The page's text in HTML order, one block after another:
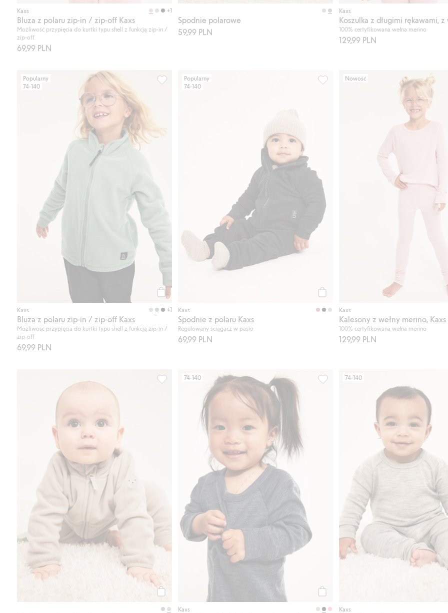
Kaxs +1
Bluza z polaru zip-in / zip-off Kaxs
Możliwość przypięcia do kurtki typu shell z funkcją zip-in /
zip-off
69,99 PLN
Kup
Spodnie polarowe
59,99 PLN
Kaxs
100% certyfikowana wełna merino
129,99 PLN
Popularny
74-140
Kup
Kaxs +1
Bluza z polaru zip-in / zip-off Kaxs
Możliwość przypięcia do kurtki typu shell z funkcją zip-in /
zip-off
69,99 PLN
Bluza z polaru zip-in / zip-off Kaxs, Dodaj do listy ulubione
Popularny
74-140
Kaxs
Spodnie z polaru Kaxs
Regulowany ściągacz w pasie
69,99 PLN
Spodnie z polaru Kaxs, Dodaj do listy
Nowość
Kaxs
Kalesony z wełny merino, Kaxs
100% certyfikowana wełna merino
129,99 PLN
Kup
Kurtka z polaru, dla niemowląt, Dodaj do listy ulubione
74-140
Kaxs
Koszulka z długimi rękawami, z
74-140
Kaxs